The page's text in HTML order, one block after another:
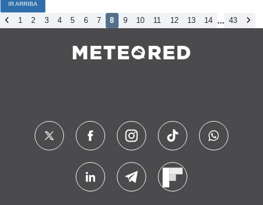
IR ARRIBA
1 2 3 4 5 6 7 8 9 10 11 12 13 14 ... 43